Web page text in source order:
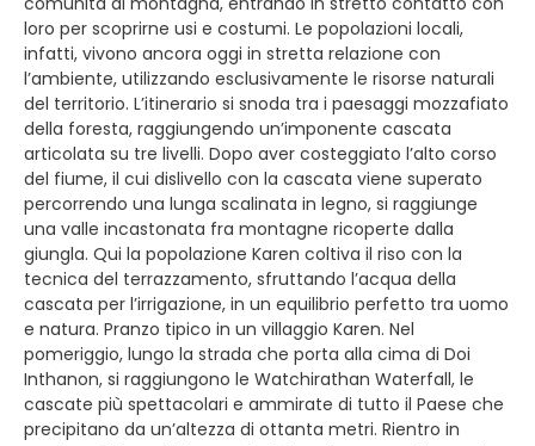
loro per scoprirne usi e costumi. Le popolazioni locali,
infatti, vivono ancora oggi in stretta relazione con
l’ambiente, utilizzando esclusivamente le risorse naturali
del territorio. L’itinerario si snoda tra i paesaggi mozzafiato
della foresta, raggiungendo un’imponente cascata
articolata su tre livelli. Dopo aver costeggiato l’alto corso
del fiume, il cui dislivello con la cascata viene superato
percorrendo una lunga scalinata in legno, si raggiunge
una valle incastonata fra montagne ricoperte dalla
giungla. Qui la popolazione Karen coltiva il riso con la
tecnica del terrazzamento, sfruttando l’acqua della
cascata per l’irrigazione, in un equilibrio perfetto tra uomo
e natura. Pranzo tipico in un villaggio Karen. Nel
pomeriggio, lungo la strada che porta alla cima di Doi
Inthanon, si raggiungono le Watchirathan Waterfall, le
cascate più spettacolari e ammirate di tutto il Paese che
precipitano da un’altezza di ottanta metri. Rientro in